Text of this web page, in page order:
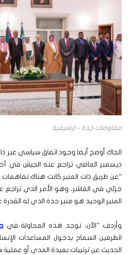
مفاوضات جدة – ارشيفية
الجاك أوضح أيضا وجود اتفاق سياسي عبر
ديسمبر الماضي تراجع عنه الجيش في
“عن طريق ذات المنبر كانت هناك تفاهمات
جزئي في الفاشر، وهو الأمر الذي تراجع
المنبر الوحيد هو منبر جدة الذي له
وأردف “الآن، توجد هذه المحاولة في
الطرفين السماح بدخول المساعدات
الحديث عن ترتيبات بعيدة المدى أو عملية